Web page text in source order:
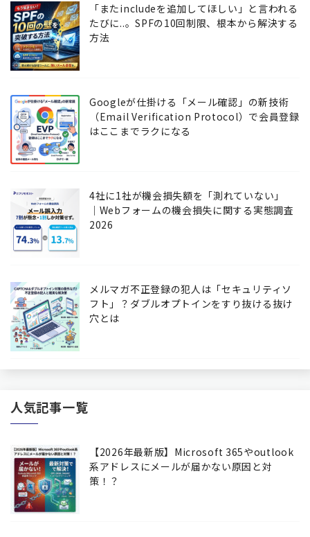
「またincludeを追加してほしい」と言われる
たびに..。SPFの10回制限、根本から解決する
方法
Googleが仕掛ける「メール確認」の新技術
（Email Verification Protocol）で会員登録
はここまでラクになる
4社に1社が機会損失額を「測れていない」
│Webフォームの機会損失に関する実態調査
2026
メルマガ不正登録の犯人は「セキュリティソ
フト」？ダブルオプトインをすり抜ける抜け
穴とは
人気記事一覧
【2026年最新版】Microsoft 365やoutlook
系アドレスにメールが届かない原因と対
策！？